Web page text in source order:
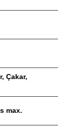
Çakar,
max.